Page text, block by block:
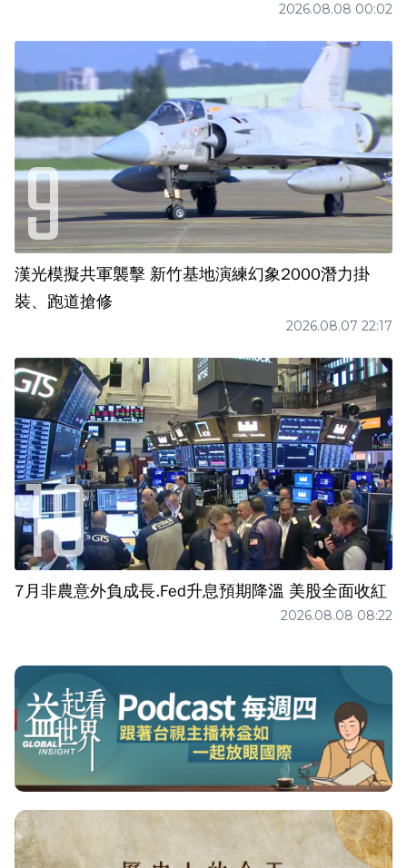
2026.08.08 00:02
漢光模擬共軍襲擊 新竹基地演練幻象2000潛力掛
裝、跑道搶修
2026.08.07 22:17
7月非農意外負成長.Fed升息預期降溫 美股全面收紅
2026.08.08 08:22